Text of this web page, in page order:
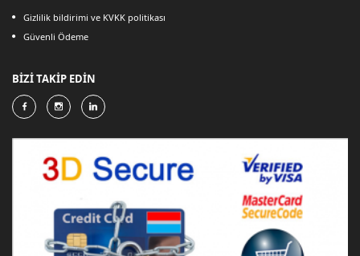
Gizlilik bildirimi ve KVKK politikası
Güvenli Ödeme
BİZİ TAKİP EDİN